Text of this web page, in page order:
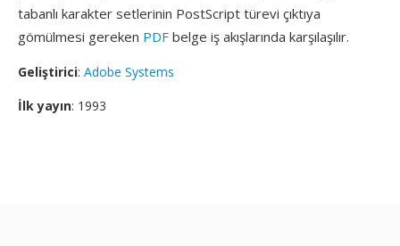
tabanlı karakter setlerinin PostScript türevi çıktıya
gömülmesi gereken PDF belge iş akışlarında karşılaşılır.
Geliştirici: Adobe Systems
İlk yayın: 1993